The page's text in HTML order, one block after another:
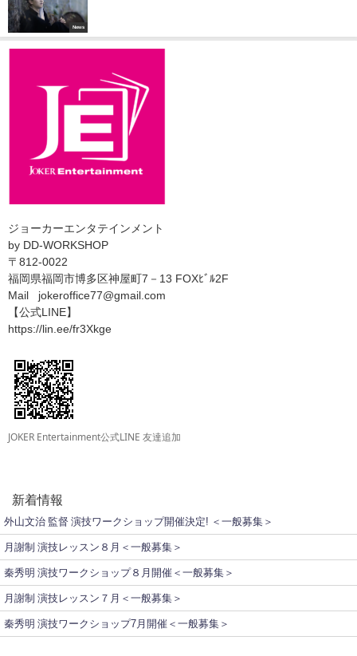
News
ジョーカーエンタテインメント
by DD-WORKSHOP
〒812-0022
福岡県福岡市博多区神屋町7－13 FOXﾋﾞﾙ2F
Mail jokeroffice77@gmail.com
【公式LINE】
https://lin.ee/fr3Xkge
JOKER Entertainment公式LINE 友達追加
新着情報
外山文治 監督 演技ワークショップ開催決定! ＜一般募集＞
月謝制 演技レッスン８月＜一般募集＞
秦秀明 演技ワークショップ８月開催＜一般募集＞
月謝制 演技レッスン７月＜一般募集＞
秦秀明 演技ワークショップ7月開催＜一般募集＞